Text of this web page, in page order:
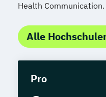
Health Communication.
Alle
Pro